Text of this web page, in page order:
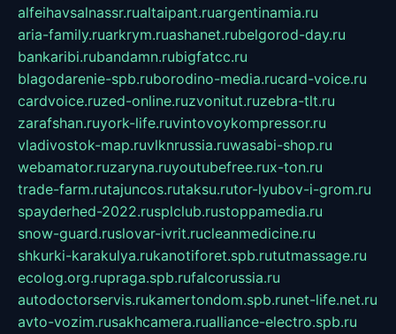
alfeihavsalnassr.rualtaipant.ruargentinamia.ru
aria-family.ruarkrym.ruashanet.rubelgorod-day.ru
bankaribi.rubandamn.rubigfatcc.ru
blagodarenie-spb.ruborodino-media.rucard-voice.ru
cardvoice.ruzed-online.ruzvonitut.ruzebra-tlt.ru
zarafshan.ruyork-life.ruvintovoykompressor.ru
vladivostok-map.ruvlknrussia.ruwasabi-shop.ru
webamator.ruzaryna.ruyoutubefree.rux-ton.ru
trade-farm.rutajuncos.rutaksu.rutor-lyubov-i-grom.ru
spayderhed-2022.rusplclub.rustoppamedia.ru
snow-guard.ruslovar-ivrit.rucleanmedicine.ru
shkurki-karakulya.rukanotiforet.spb.rututmassage.ru
ecolog.org.rupraga.spb.rufalcorussia.ru
autodoctorservis.rukamertondom.spb.runet-life.net.ru
avto-vozim.rusakhcamera.rualliance-electro.spb.ru